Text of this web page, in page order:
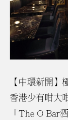
【中環新開
香港少有咁大
「The O Bar